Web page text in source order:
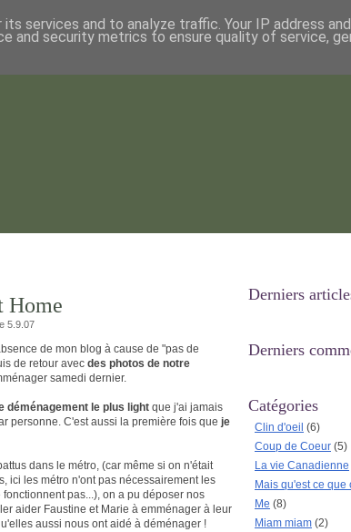
Home
5.9.07
de mon blog à cause de "pas de
de retour avec des photos de notre
samedi dernier.
déménagement le plus light que j'ai jamais
personne. C'est aussi la première fois que je
dans le métro, (car même si on n'était
ici les métro n'ont pas nécessairement les
pas...), on a pu déposer nos
aider Faustine et Marie à emménager à leur
aussi nous ont aidé à déménager !
Derniers
Derniers
Catégories
Clin d'oeil (6)
Coup de Coeur (5)
La vie Canadienne
Mais qu'est ce que
Me (8)
Miam miam (2)
services and to analyze traffic. Your IP address
and security metrics to ensure quality of service,